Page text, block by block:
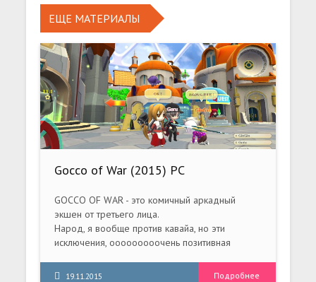
ЕЩЕ МАТЕРИАЛЫ
Gocco of War (2015) PC
GOCCO OF WAR - это комичный аркадный
экшен от третьего лица.
Народ, я вообще против кавайа, но эти
исключения, ооооооооочень позитивная
19.11.2015 Подробнее